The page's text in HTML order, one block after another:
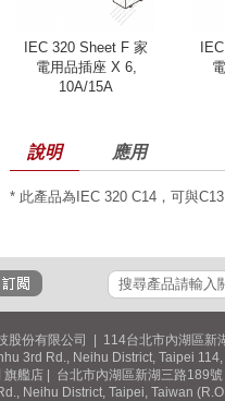
IEC 320 Sheet F 家
電用品插座 X 6,
10A/15A
說明 應用
* 此產品為IEC 320 C14，可與
份有限公司 | 114台北市內湖區新
3rd Rd., Neihu District, Taipei
艦店 | 台北市內湖區新湖三路189
Neihu District, Taipei, Taiwan